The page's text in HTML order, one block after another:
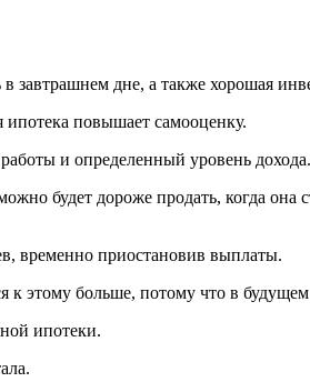
завтрашнем дне, а также хорошая
повышает самооценку.
и определенный уровень дохода.
будет дороже продать, когда
временно приостановив выплаты.
этому больше, потому что в будущем
ипотеки.